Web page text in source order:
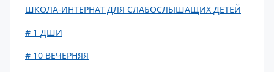
ШКОЛА-ИНТЕРНАТ ДЛЯ СЛАБОСЛЫШАЩИХ ДЕТЕЙ
# 1 ДШИ
# 10 ВЕЧЕРНЯЯ